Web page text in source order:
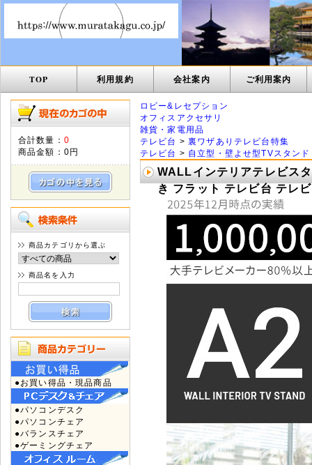
TOP 利用規約 会社案内 ご利用案内
合計数量： 0
商品金額： 0円
商品カテゴリから選ぶ
商品名を入力
●お買い得品・現品商品
●パソコンデスク
●パソコンチェア
●バランスチェア
●ゲーミングチェア
ロビー&レセプション
オフィスアクセサリ
雑貨・家電用品
テレビ台 >裏ワザありテレビ台特集
テレビ台 > 自立型・壁よせ型TVスタンド
WALLインテリアテレビス
き フラット テレビ台 テレ